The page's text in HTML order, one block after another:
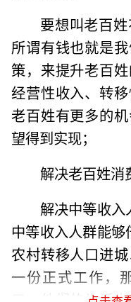
要想叫老百
所谓有钱也就是
策，来提升老百
经营性收入、转
老百姓有更多的
望得到实现；
解决老百姓消
解决中等收入
中等收入人群能
农村转移人口进
一份正式工作，